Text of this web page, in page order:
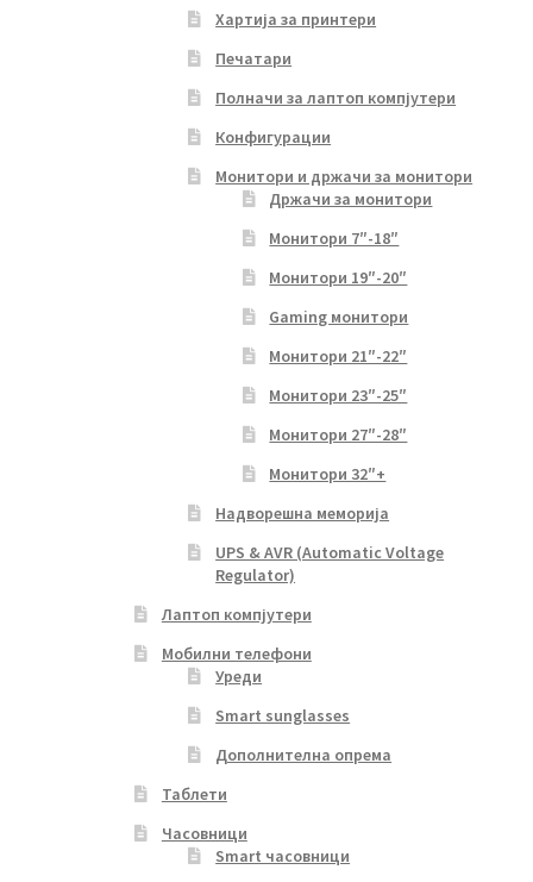
Хартија за принтери
Печатари
Полначи за лаптоп компјутери
Конфигурации
Монитори и држачи за монитори
Држачи за монитори
Монитори 7″-18″
Монитори 19″-20″
Gaming монитори
Монитори 21″-22″
Монитори 23″-25″
Монитори 27″-28″
Монитори 32″+
Надворешна меморија
UPS & AVR (Automatic Voltage
Regulator)
Лаптоп компјутери
Мобилни телефони
Уреди
Smart sunglasses
Дополнителна опрема
Таблети
Часовници
Smart часовници